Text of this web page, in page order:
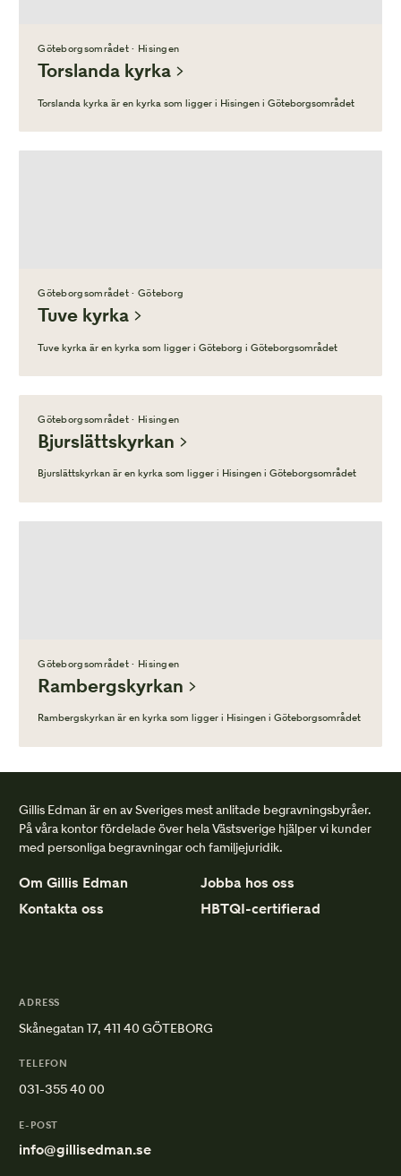
Göteborgsområdet · Hisingen
Torslanda kyrka
Torslanda kyrka är en kyrka som ligger i Hisingen i Göteborgsområdet
Göteborgsområdet · Göteborg
Tuve kyrka
Tuve kyrka är en kyrka som ligger i Göteborg i Göteborgsområdet
Göteborgsområdet · Hisingen
Bjurslättskyrkan
Bjurslättskyrkan är en kyrka som ligger i Hisingen i Göteborgsområdet
Göteborgsområdet · Hisingen
Rambergskyrkan
Rambergskyrkan är en kyrka som ligger i Hisingen i Göteborgsområdet
Gillis Edman är en av Sveriges mest anlitade begravningsbyråer.
På våra kontor fördelade över hela Västsverige hjälper vi kunder
med personliga begravningar och familjejuridik.
Om Gillis Edman
Jobba hos oss
Kontakta oss
HBTQI-certifierad
ADRESS
Skånegatan 17, 411 40 GÖTEBORG
TELEFON
031-355 40 00
E-POST
info@gillisedman.se